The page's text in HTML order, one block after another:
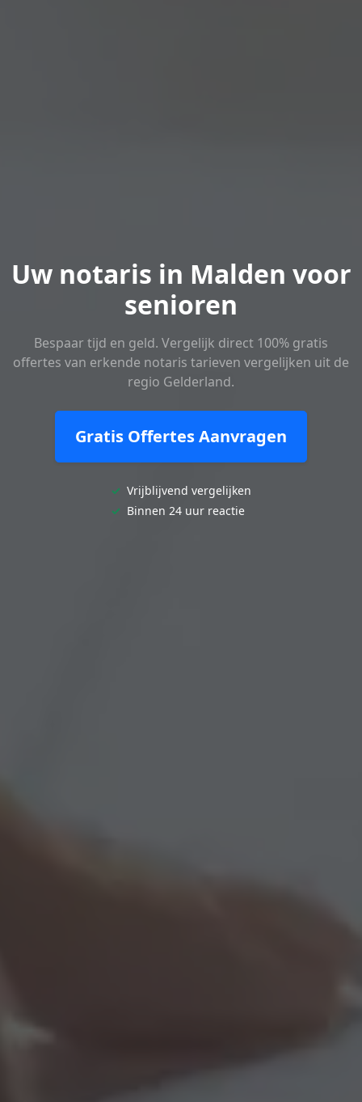
Uw notaris in Malden voor
senioren
Bespaar tijd en geld. Vergelijk direct 100% gratis
offertes van erkende notaris tarieven vergelijken uit de
regio Gelderland.
Gratis Offertes Aanvragen
✓ Vrijblijvend vergelijken
✓ Binnen 24 uur reactie